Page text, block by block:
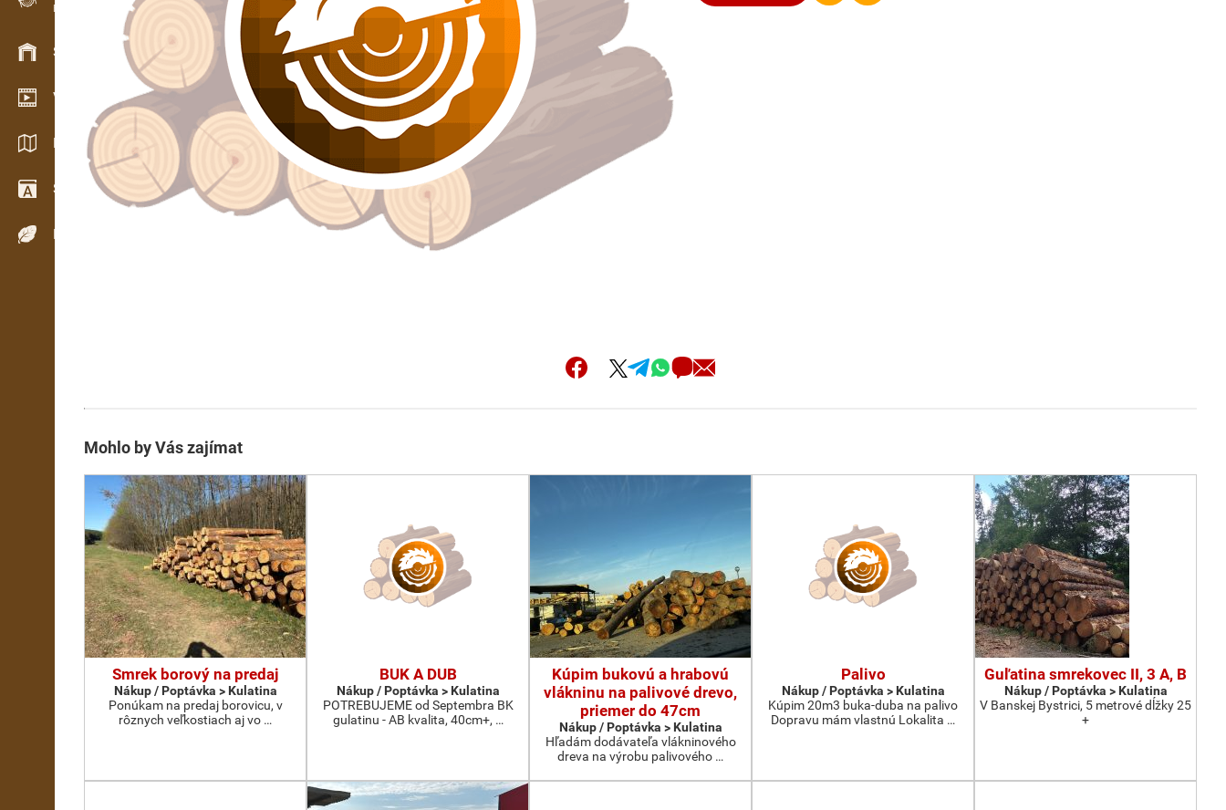
Evidence dřeva v terénu
Skladové hospodářství
Video showroom
Katalogy / Brožury
Slovník
Dřeviny
Mohlo by Vás zajímat
Smrek borový na predaj
Nákup / Poptávka > Kulatina
Ponúkam na predaj borovicu, v
rôznych veľkostiach aj vo …
BUK A DUB
Nákup / Poptávka > Kulatina
POTREBUJEME od Septembra BK
gulatinu - AB kvalita, 40cm+, …
Kúpim bukovú a hrabovú
vlákninu na palivové drevo,
priemer do 47cm
Nákup / Poptávka > Kulatina
Hľadám dodávateľa vlákninového
dreva na výrobu palivového …
Palivo
Nákup / Poptávka > Kulatina
Kúpim 20m3 buka-duba na palivo
Dopravu mám vlastnú Lokalita …
Guľatina smrekovec II, 3 A, B
Nákup / Poptávka > Kulatina
V Banskej Bystrici, 5 metrové dĺžky 25
+